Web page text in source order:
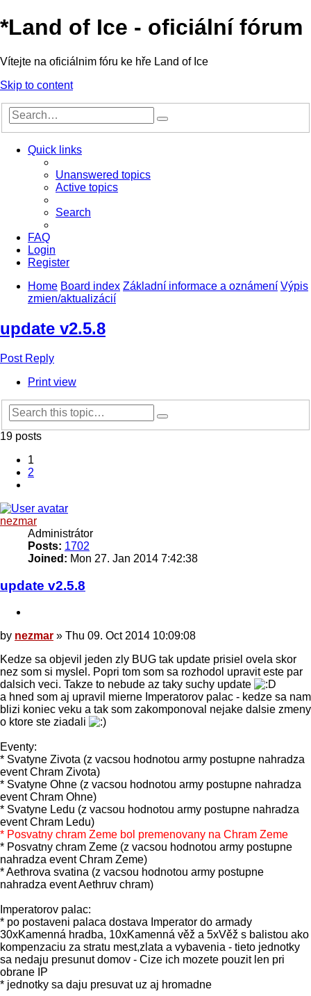
*Land of Ice - oficiální fórum
Vítejte na oficiálnim fóru ke hře Land of Ice
Skip to content
Search
Quick links
Unanswered topics
Active topics
Search
FAQ
Login
Register
Home Board index Základní informace a oznámení Výpis
zmien/aktualizácií
update v2.5.8
Post Reply
Print view
Search
19 posts
1
2
nezmar
Administrátor
Posts: 1702
Joined: Mon 27. Jan 2014 7:42:38
update v2.5.8
Post
by nezmar » Thu 09. Oct 2014 10:09:08
Kedze sa objevil jeden zly BUG tak update prisiel ovela skor
nez som si myslel. Popri tom som sa rozhodol upravit este par
dalsich veci. Takze to nebude az taky suchy update
a hned som aj upravil mierne Imperatorov palac - kedze sa nam
blizi koniec veku a tak som zakomponoval nejake dalsie zmeny
o ktore ste ziadali
Eventy:
* Svatyne Zivota (z vacsou hodnotou army postupne nahradza
event Chram Zivota)
* Svatyne Ohne (z vacsou hodnotou army postupne nahradza
event Chram Ohne)
* Svatyne Ledu (z vacsou hodnotou army postupne nahradza
event Chram Ledu)
* Posvatny chram Zeme bol premenovany na Chram Zeme
* Posvatny chram Zeme (z vacsou hodnotou army postupne
nahradza event Chram Zeme)
* Aethrova svatina (z vacsou hodnotou army postupne
nahradza event Aethruv chram)
Imperatorov palac:
* po postaveni palaca dostava Imperator do armady
30xKamenná hradba, 10xKamenná věž a 5xVěž s balistou ako
kompenzaciu za stratu mest,zlata a vybavenia - tieto jednotky
sa nedaju presunut domov - Cize ich mozete pouzit len pri
obrane IP
* jednotky sa daju presuvat uz aj hromadne